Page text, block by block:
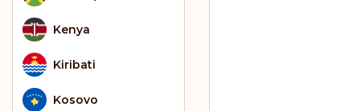
Kenya
Kiribati
Kosovo